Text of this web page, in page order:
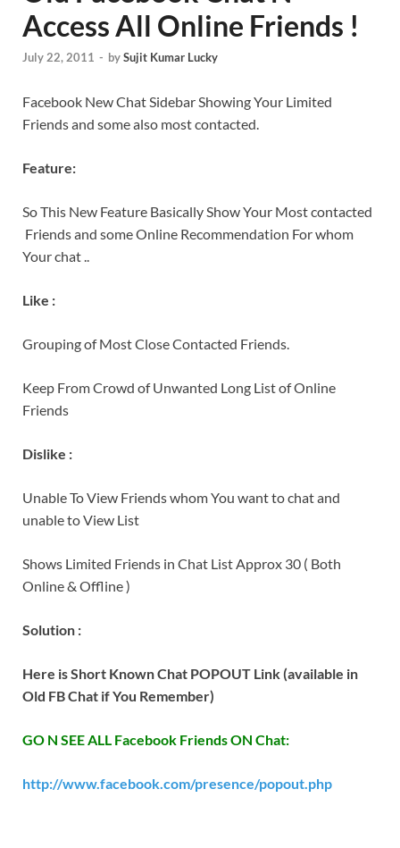
Access All Online Friends !
July 22, 2011 - bySujit Kumar Lucky
Facebook New Chat Sidebar Showing Your Limited
Friends and some also most contacted.
Feature:
So This New Feature Basically Show Your Most contacted
Friends and some Online Recommendation For whom
Your chat ..
Like :
Grouping of Most Close Contacted Friends.
Keep From Crowd of Unwanted Long List of Online
Friends
Dislike :
Unable To View Friends whom You want to chat and
unable to View List
Shows Limited Friends in Chat List Approx 30 ( Both
Online & Offline )
Solution :
Here is Short Known Chat POPOUT Link (available in
Old FB Chat if You Remember)
GO N SEE ALL Facebook Friends ON Chat:
http://www.facebook.com/presence/popout.php